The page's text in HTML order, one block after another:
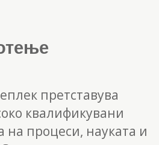
претставува
квалификувани
на процеси, науката и